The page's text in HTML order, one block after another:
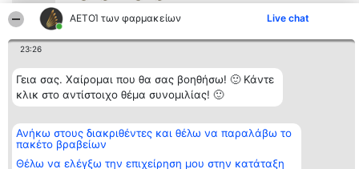
ΑΕΤΟΊ των φαρμακείων Live chat
23:26
Γεια σας. Χαίρομαι που θα σας βοηθήσω! 🙂 Κάντε
κλικ στο αντίστοιχο θέμα συνομιλίας! 🙂
Ανήκω στους διακριθέντες και θέλω να παραλάβω το
πακέτο βραβείων
Θέλω να ελέγξω την επιχείρηση μου στην κατάταξη
Διοργανωτής της
κατάταξης
BEAUTIFUL COMPANY
ΤΗΛ. ΕΠΙΚΟΙΝΩΝΙΑΣ:
2104128019
email:
aetoi@beautifulcompany.co
Κατάταξη
Διακριθέντες
Λίστα όλων
διακριθέντων
Μεθοδολογία
προϋποθέσεις
Επικοινωνία